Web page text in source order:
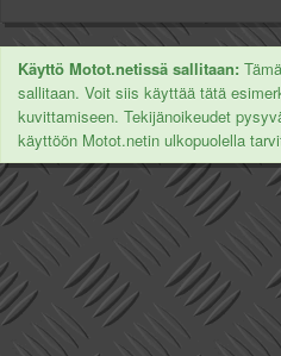
Käyttö Motot.netissä sallitaan:
sallitaan. Voit siis käyttää tätä
kuvittamiseen. Tekijänoikeudet
käyttöön Motot.netin ulkopuolella